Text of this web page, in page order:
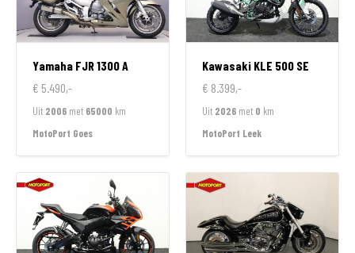
Yamaha FJR 1300 A
€ 5.490,-
Uit 2006 met 65000 km
MotoPort Goes
Kawasaki KLE 500 SE
€ 8.399,-
Uit 2026 met 0 km
MotoPort Leek